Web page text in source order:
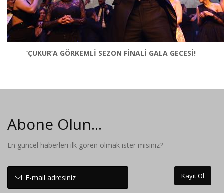
‘ÇUKUR’A GÖRKEMLİ SEZON FİNALİ GALA GECESİ!
Abone Olun...
En güncel haberleri ilk gören olmak ister misiniz?
Kayıt Ol